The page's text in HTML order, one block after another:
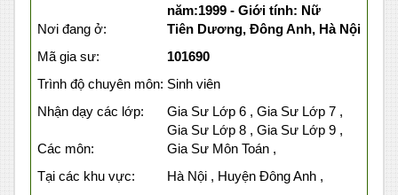
năm:1999 - Giới tính: Nữ
Nơi đang ở:
Tiên Dương, Đông Anh, Hà Nội
Mã gia sư:
101690
Trình độ chuyên môn: Sinh viên
Nhận dạy các lớp:
Gia Sư Lớp 6 , Gia Sư Lớp 7 ,
Gia Sư Lớp 8 , Gia Sư Lớp 9 ,
Các môn:
Gia Sư Môn Toán ,
Tại các khu vực:
Hà Nội , Huyện Đông Anh ,